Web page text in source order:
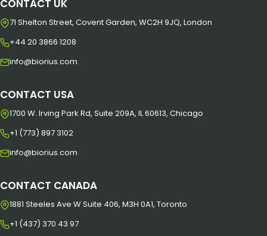
CONTACT UK
71 Shelton Street, Covent Garden, WC2H 9JQ, London
+44 20 3866 1208
info@biorius.com
CONTACT USA
1700 W. Irving Park Rd, Suite 209A, IL 60613, Chicago
+1 (773) 897 3102
info@biorius.com
CONTACT CANADA
1881 Steeles Ave W Suite 406, M3H 0A1, Toronto
+1 (437) 370 43 97